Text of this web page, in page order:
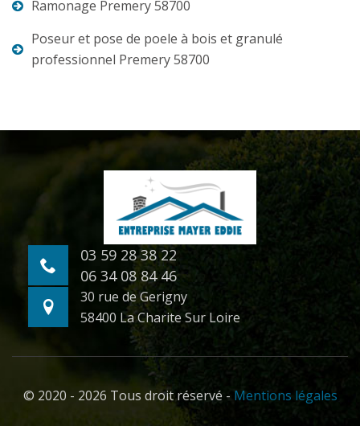
Ramonage Premery 58700
Poseur et pose de poele à bois et granulé
professionnel Premery 58700
03 59 28 38 22
06 34 08 84 46
30 rue de Gerigny
58400 La Charite Sur Loire
© 2020 - 2026 Tous droit réservé - Mentions légales